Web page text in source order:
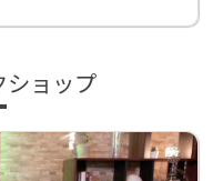
ショップ